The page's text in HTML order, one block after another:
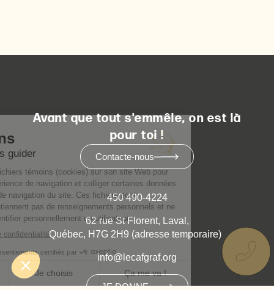
Avant que tout s'emmêle, on est là
pour toi !
Contacte-nous
450 490-4224
62 rue St Florent, Laval,
Québec, H7G 2H9 (adresse temporaire)
info@lecafgraf.org
JE DONNE